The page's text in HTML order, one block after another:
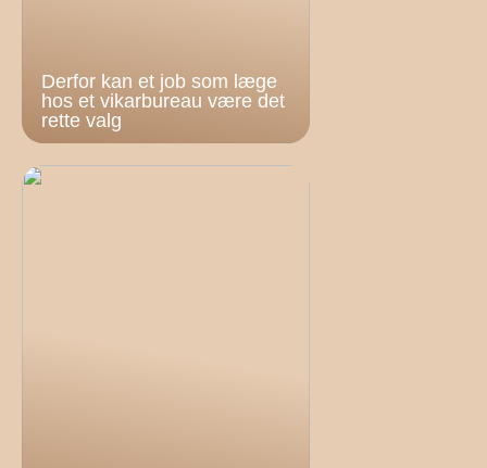
Derfor kan et job som læge
hos et vikarbureau være det
rette valg